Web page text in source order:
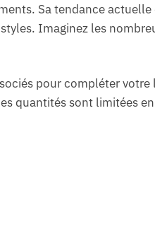
Sa tendance actuelle
Imaginez les
pour compléter
quantités sont limitées